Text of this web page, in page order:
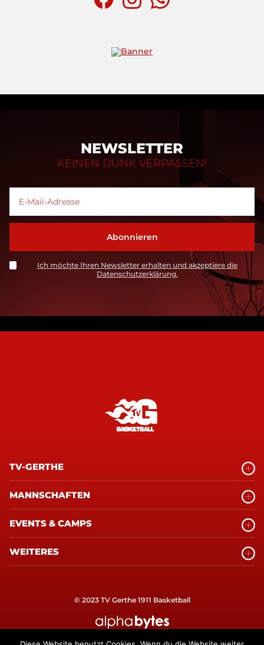
NEWSLETTER
KEINEN DUNK VERPASSEN!
Ich möchte Ihren Newsletter erhalten und akzeptiere die
Datenschutzerklärung.
TV-GERTHE
MANNSCHAFTEN
EVENTS & CAMPS
WEITERES
© 2023 TV Gerthe 1911 Basketball